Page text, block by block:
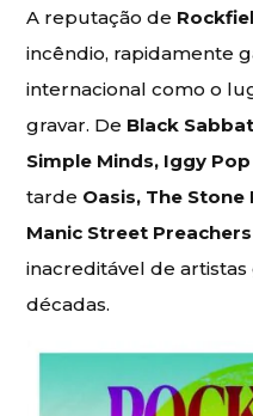
A reputação de
incêndio, rapidamente
internacional como o
gravar. De Black
Simple Minds, Iggy Pop
tarde Oasis, The Stone
Manic Street Preachers
inacreditável de
décadas.